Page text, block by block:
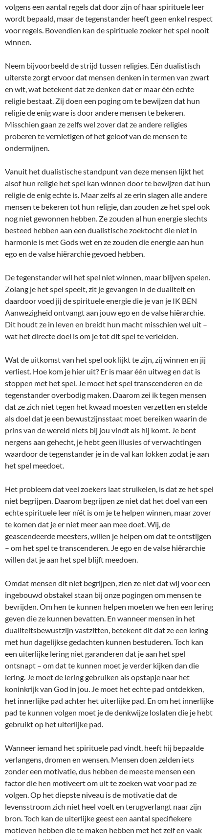
volgens een aantal regels dat door zijn of haar spirituele leer
wordt bepaald, maar de tegenstander heeft geen enkel respect
voor regels. Bovendien kan de spirituele zoeker het spel nooit
winnen.
Neem bijvoorbeeld de strijd tussen religies. Eén dualistisch
uiterste zorgt ervoor dat mensen denken in termen van zwart
en wit, wat betekent dat ze denken dat er maar één echte
religie bestaat. Zij doen een poging om te bewijzen dat hun
religie de enig ware is door andere mensen te bekeren.
Misschien gaan ze zelfs wel zover dat ze andere religies
proberen te vernietigen of het geloof van de mensen te
ondermijnen.
Vanuit het dualistische standpunt van deze mensen lijkt het
alsof hun religie het spel kan winnen door te bewijzen dat hun
religie de enig echte is. Maar zelfs al ze erin slagen alle andere
mensen te bekeren tot hun religie, dan zouden ze het spel ook
nog niet gewonnen hebben. Ze zouden al hun energie slechts
besteed hebben aan een dualistische zoektocht die niet in
harmonie is met Gods wet en ze zouden die energie aan hun
ego en de valse hiërarchie gevoed hebben.
De tegenstander wil het spel niet winnen, maar blijven spelen.
Zolang je het spel speelt, zit je gevangen in de dualiteit en
daardoor voed jij de spirituele energie die je van je IK BEN
Aanwezigheid ontvangt aan jouw ego en de valse hiërarchie.
Dit houdt ze in leven en breidt hun macht misschien wel uit –
wat het directe doel is om je tot dit spel te verleiden.
Wat de uitkomst van het spel ook lijkt te zijn, zij winnen en jij
verliest. Hoe kom je hier uit? Er is maar één uitweg en dat is
stoppen met het spel. Je moet het spel transcenderen en de
tegenstander overbodig maken. Daarom zei ik tegen mensen
dat ze zich niet tegen het kwaad moesten verzetten en stelde
als doel dat je een bewustzijnsstaat moet bereiken waarin de
prins van de wereld niets bij jou vindt als hij komt. Je bent
nergens aan gehecht, je hebt geen illusies of verwachtingen
waardoor de tegenstander je in de val kan lokken zodat je aan
het spel meedoet.
Het probleem dat veel zoekers laat struikelen, is dat ze het spel
niet begrijpen. Daarom begrijpen ze niet dat het doel van een
echte spirituele leer níét is om je te helpen winnen, maar zover
te komen dat je er niet meer aan mee doet. Wij, de
geascendeerde meesters, willen je helpen om dat te ontstijgen
– om het spel te transcenderen. Je ego en de valse hiërarchie
willen dat je aan het spel blijft meedoen.
Omdat mensen dit niet begrijpen, zien ze niet dat wij voor een
ingebouwd obstakel staan bij onze pogingen om mensen te
bevrijden. Om hen te kunnen helpen moeten we hen een lering
geven die ze kunnen bevatten. En wanneer mensen in het
dualiteitsbewustzijn vastzitten, betekent dit dat ze een lering
met hun dagelijkse gedachten kunnen bestuderen. Toch kan
een uiterlijke lering niet garanderen dat je aan het spel
ontsnapt – om dat te kunnen moet je verder kijken dan die
lering. Je moet de lering gebruiken als opstapje naar het
koninkrijk van God in jou. Je moet het echte pad ontdekken,
het innerlijke pad achter het uiterlijke pad. En om het innerlijke
pad te kunnen volgen moet je de denkwijze loslaten die je hebt
gebruikt op het uiterlijke pad.
Wanneer iemand het spirituele pad vindt, heeft hij bepaalde
verlangens, dromen en wensen. Mensen doen zelden iets
zonder een motivatie, dus hebben de meeste mensen een
factor die hen motiveert om uit te zoeken wat voor pad ze
volgen. Op het diepste niveau is de motivatie dat de
levensstroom zich niet heel voelt en terugverlangt naar zijn
bron. Toch kan de uiterlijke geest een aantal specifiekere
motieven hebben die te maken hebben met het zelf en vaak